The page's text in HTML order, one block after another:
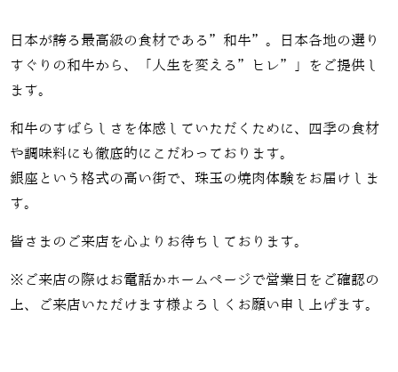
日本が誇る最高級の食材である”和牛”。日本各地の選り
すぐりの和牛から、「人生を変える”ヒレ”」をご提供し
ます。
和牛のすばらしさを体感していただくために、四季の食材
や調味料にも徹底的にこだわっております。
銀座という格式の高い街で、珠玉の焼肉体験をお届けしま
す。
皆さまのご来店を心よりお待ちしております。
※ご来店の際はお電話かホームページで営業日をご確認の
上、ご来店いただけます様よろしくお願い申し上げます。